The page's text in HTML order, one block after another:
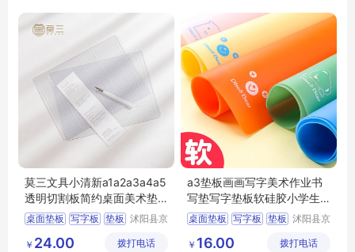
莫三文具小清新a1a2a3a4a5
透明切割板简约桌面美术垫
板创意少女裁
桌面垫板 写字板 垫板 沭阳县京
心
￥ 24.00 拨打电话
a3垫板画画写字美术作业书
写垫写字垫板软硅胶小学生
考试用专儿童
桌面垫板 写字板 垫板 沭阳县京
心
￥ 16.00 拨打电话